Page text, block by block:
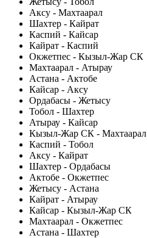
Аксу - Махтаарал
Шахтер - Кайрат
Каспий - Кайсар
Кайрат - Каспий
Окжетпес - Кызыл-Жар СК
Махтаарал - Атырау
Астана - Актобе
Кайсар - Аксу
Ордабасы - Жетысу
Тобол - Шахтер
Атырау - Кайсар
Кызыл-Жар СК - Махтаарал
Каспий - Тобол
Аксу - Кайрат
Шахтер - Ордабасы
Актобе - Окжетпес
Жетысу - Астана
Кайрат - Атырау
Кайсар - Кызыл-Жар СК
Махтаарал - Окжетпес
Астана - Шахтер